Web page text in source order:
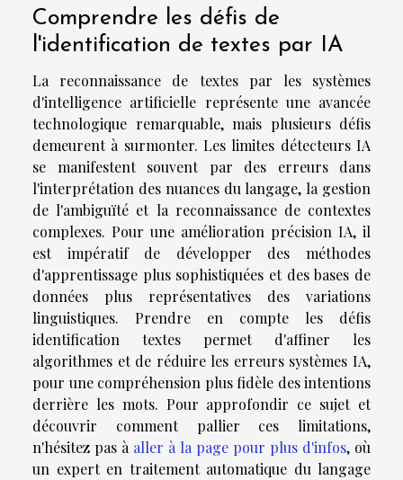
Comprendre les défis de
l'identification de textes par IA
La reconnaissance de textes par les systèmes
d'intelligence artificielle représente une avancée
technologique remarquable, mais plusieurs défis
demeurent à surmonter. Les limites détecteurs IA
se manifestent souvent par des erreurs dans
l'interprétation des nuances du langage, la gestion
de l'ambiguïté et la reconnaissance de contextes
complexes. Pour une amélioration précision IA, il
est impératif de développer des méthodes
d'apprentissage plus sophistiquées et des bases de
données plus représentatives des variations
linguistiques. Prendre en compte les défis
identification textes permet d'affiner les
algorithmes et de réduire les erreurs systèmes IA,
pour une compréhension plus fidèle des intentions
derrière les mots. Pour approfondir ce sujet et
découvrir comment pallier ces limitations,
n'hésitez pas à aller à la page pour plus d'infos, où
un expert en traitement automatique du langage